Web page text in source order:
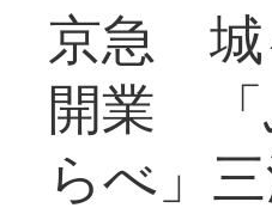
京急 城
開業 「
らべ」